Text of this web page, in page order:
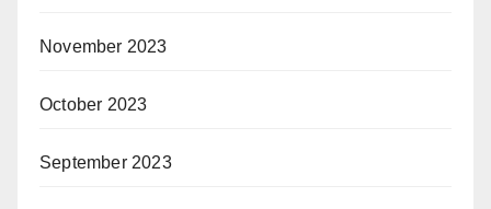
November 2023
October 2023
September 2023